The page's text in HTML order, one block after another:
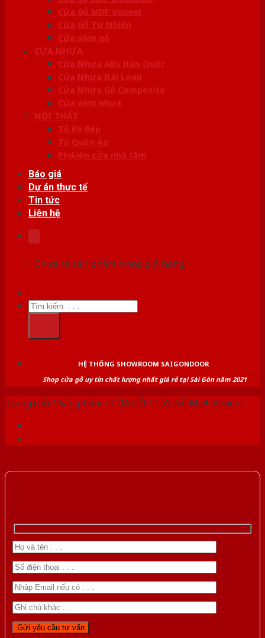
Cửa Gỗ MDF Veneer
Cửa Gỗ Tự Nhiên
Cửa vòm gỗ
CỬA NHỰA
Cửa Nhựa ABS Hàn Quốc
Cửa Nhựa Đài Loan
Cửa Nhựa Gỗ Composite
Cửa vòm nhựa
NỘI THẤT
Tủ Kệ Bếp
Tủ Quần Áo
Phụ kiện cửa nhà tắm
Báo giá
Dự án thực tế
Tin tức
Liên hệ
Chưa có sản phẩm trong giỏ hàng.
Tìm
kiếm:
HỆ THỐNG SHOWROOM SAIGONDOOR
Shop cửa gỗ uy tín chất lượng nhất giá rẻ tại Sài Gòn năm 2021
Trang chủ /Sản phẩm /CỬA GỖ /Cửa Gỗ MDF Veneer